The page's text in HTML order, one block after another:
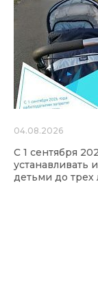
04.08.2026
С 1 сентября
устанавливать
детьми до трех